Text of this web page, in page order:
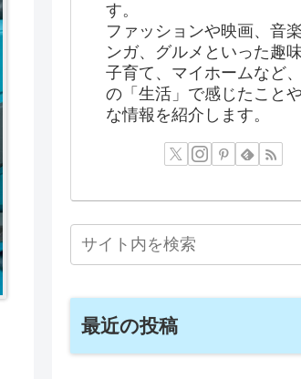
す。
ファッションや映画、音
ンガ、グルメといった趣味
子育て、マイホームなど
の「生活」で感じたこと
な情報を紹介します。
最近の投稿